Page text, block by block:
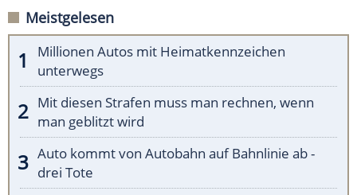
Meistgelesen
Millionen Autos mit Heimatkennzeichen
unterwegs
Mit diesen Strafen muss man rechnen, wenn
man geblitzt wird
Auto kommt von Autobahn auf Bahnlinie ab -
drei Tote